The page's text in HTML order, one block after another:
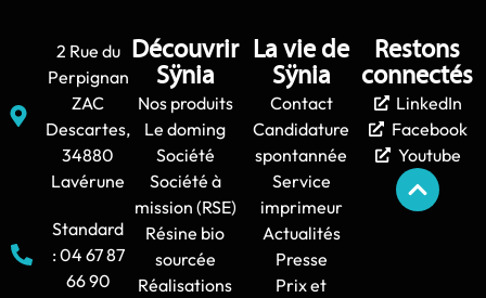
2 Rue du
Perpignan
ZAC
Descartes,
34880
Lavérune
Standard
: 04 67 87
66 90
Découvrir
Sÿnia
Nos produits
Le doming
Société
Société à
mission (RSE)
Résine bio
sourcée
Réalisations
La vie de
Sÿnia
Contact
Candidature
spontannée
Service
imprimeur
Actualités
Presse
Prix et
Restons
connectés
LinkedIn
Facebook
Youtube